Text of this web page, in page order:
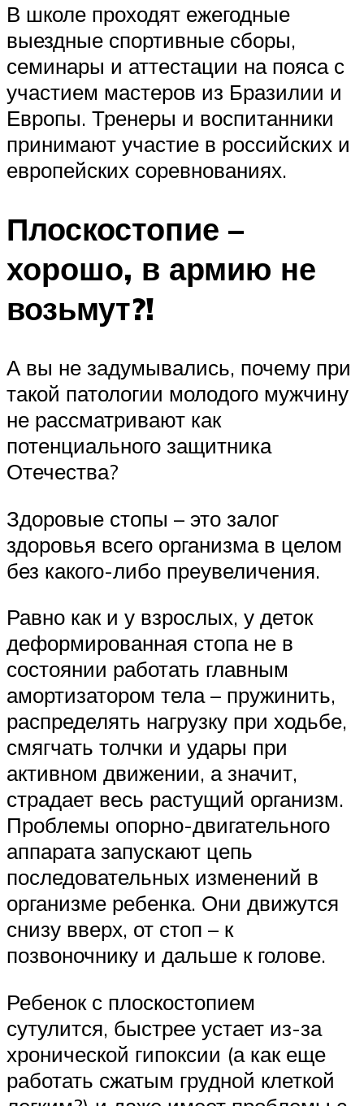
В школе проходят ежегодные
выездные спортивные сборы,
семинары и аттестации на пояса с
участием мастеров из Бразилии и
Европы. Тренеры и воспитанники
принимают участие в российских и
европейских соревнованиях.
Плоскостопие –
хорошо, в армию не
возьмут?!
А вы не задумывались, почему при
такой патологии молодого мужчину
не рассматривают как
потенциального защитника
Отечества?
Здоровые стопы – это залог
здоровья всего организма в целом
без какого-либо преувеличения.
Равно как и у взрослых, у деток
деформированная стопа не в
состоянии работать главным
амортизатором тела – пружинить,
распределять нагрузку при ходьбе,
смягчать толчки и удары при
активном движении, а значит,
страдает весь растущий организм.
Проблемы опорно-двигательного
аппарата запускают цепь
последовательных изменений в
организме ребенка. Они движутся
снизу вверх, от стоп – к
позвоночнику и дальше к голове.
Ребенок с плоскостопием
сутулится, быстрее устает из-за
хронической гипоксии (а как еще
работать сжатым грудной клеткой